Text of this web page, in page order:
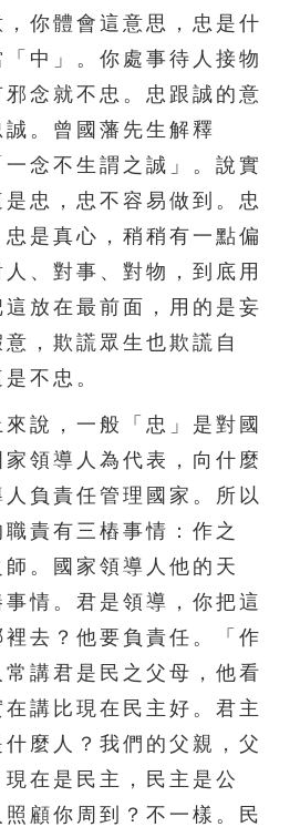
你體會這意思，忠是什
中」。你處事待人接物
念就不忠。忠跟誠的意
。曾國藩先生解釋
一念不生謂之誠」。說實
忠，忠不容易做到。忠
是真心，稍稍有一點偏
、對事、對物，到底用
放在最前面，用的是妄
，欺謊眾生也欺謊自
不忠。
，一般「忠」是對國
領導人為代表，向什麼
負責任管理國家。所以
責有三樁事情：作之
。國家領導人他的天
情。君是領導，你把這
去？他要負責任。「作
講君是民之父母，他看
講比現在民主好。君主
麼人？我們的父親，父
在是民主，民主是公
顧你周到？不一樣。民